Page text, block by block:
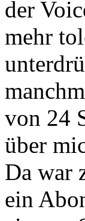
der
mehr
von 24
über
Da war
ein